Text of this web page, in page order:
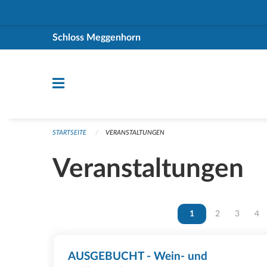
Schloss Meggenhorn
STARTSEITE VERANSTALTUNGEN
Veranstaltungen
Vous êtes sur la page
1 Vous êtes sur
2 Vous
3 4
AUSGEBUCHT - Wein- und